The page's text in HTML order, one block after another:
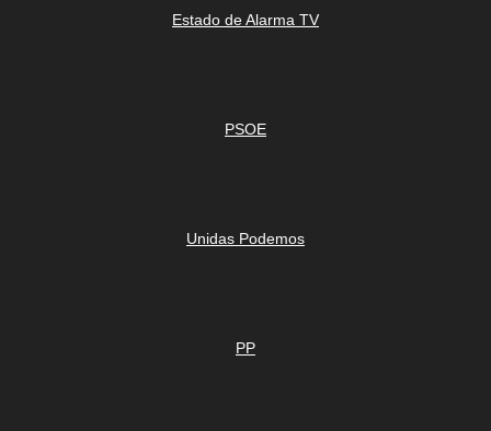
Estado de Alarma TV
PSOE
Unidas Podemos
PP